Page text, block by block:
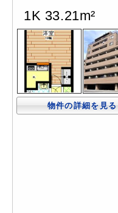
1K 33.21m²
物件の詳細を見る